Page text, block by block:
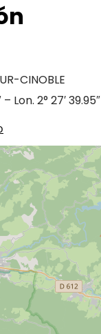
CINOBLE
Lon. 2° 27′ 39.95″